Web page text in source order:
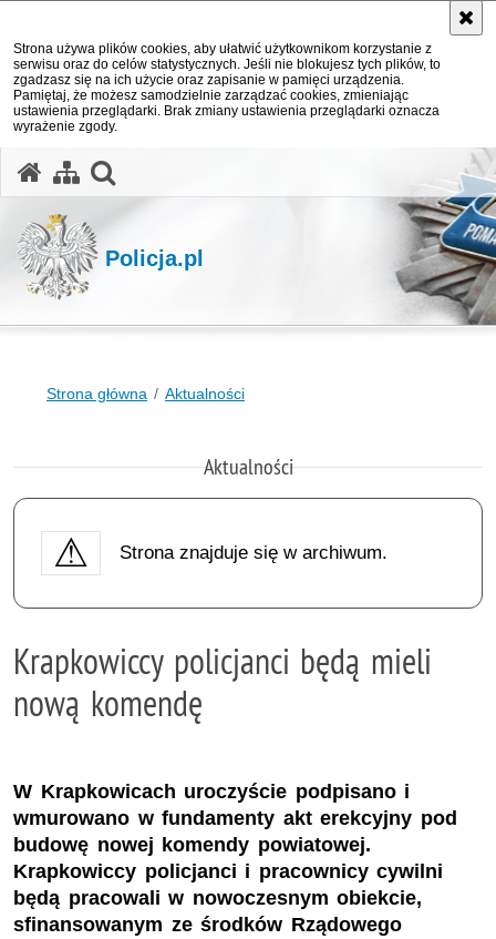
Strona używa plików cookies, aby ułatwić użytkownikom korzystanie z
serwisu oraz do celów statystycznych. Jeśli nie blokujesz tych plików, to
zgadzasz się na ich użycie oraz zapisanie w pamięci urządzenia.
Pamiętaj, że możesz samodzielnie zarządzać cookies, zmieniając
ustawienia przeglądarki. Brak zmiany ustawienia przeglądarki oznacza
wyrażenie zgody.
Policja.pl
Strona główna Aktualności
Aktualności
Strona znajduje się w archiwum.
Krapkowiccy policjanci będą mieli
nową komendę
W Krapkowicach uroczyście podpisano i
wmurowano w fundamenty akt erekcyjny pod
budowę nowej komendy powiatowej.
Krapkowiccy policjanci i pracownicy cywilni
będą pracowali w nowoczesnym obiekcie,
sfinansowanym ze środków Rządowego